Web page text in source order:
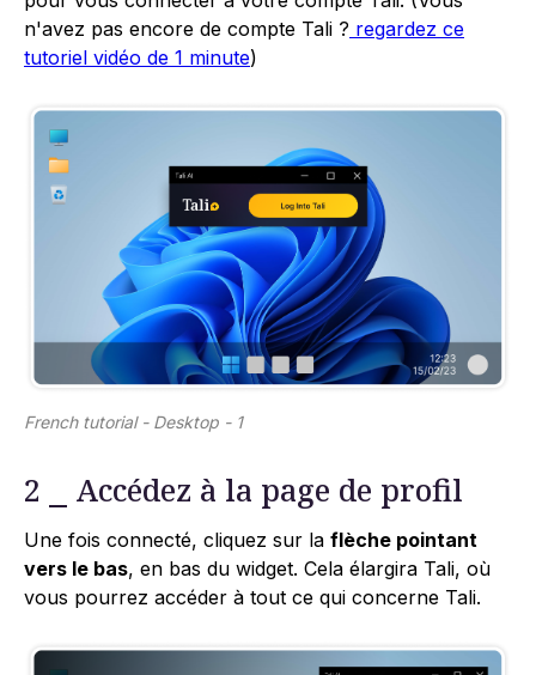
n'avez pas encore de compte Tali ? regardez ce
tutoriel vidéo de 1 minute)
French tutorial - Desktop - 1
2 ⎯ Accédez à la page de profil
Une fois connecté, cliquez sur la flèche pointant
vers le bas, en bas du widget. Cela élargira Tali, où
vous pourrez accéder à tout ce qui concerne Tali.